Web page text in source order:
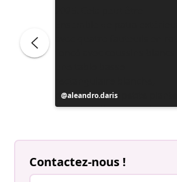
Publication
publiée
aleandro.daris
Contactez-nous !